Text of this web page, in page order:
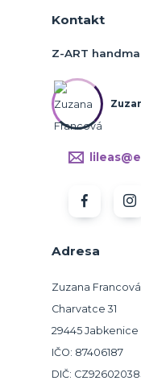
Adresa
Zuzana Francová
Charvatce 31
29445 Jabkenice
IČO: 87406187
DIČ:
Kontakt
Z-ART